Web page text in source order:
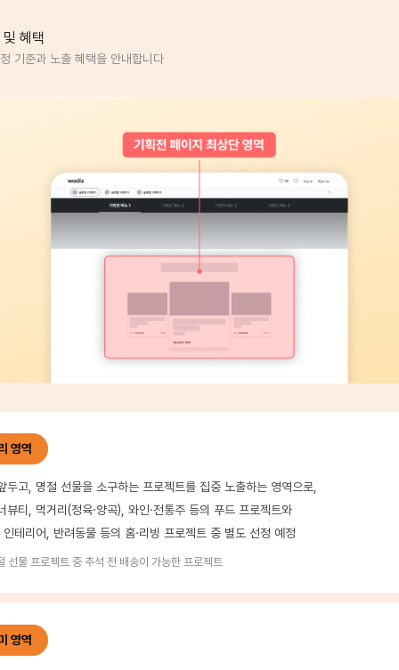
혜택
기준과 노출 혜택을 안내합니다
영역
두고, 명절 선물을 소구하는 프로젝트를 집중 노출하는 영역으로,
뷰티, 먹거리(정육·양곡), 와인·전통주 등의 푸드 프로젝트와
테리어, 반려동물 등의 홈·리빙 프로젝트 중 별도 선정 예정
선물 프로젝트 중 추석 전 배송이 가능한 프로젝트
영역